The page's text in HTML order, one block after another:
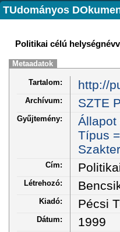
TUdományos
Politikai célú
Metaadatok
Tartalom: http://
Archívum: SZTE
Gyűjtemény:
Állapot
Típus
Cím:
Létrehozó:
Kiadó: Pécsi
Dátum: 1999